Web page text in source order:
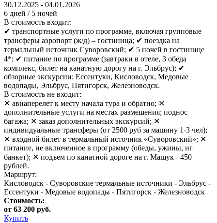
30.12.2025 - 04.01.2026
6 дней / 5 ночей
В стоимость входит:
✔ транспортные услуги по программе, включая групповые
трансферы аэропорт (ж/д) – гостиница; ✔ поездка на
термальный источник Суворовский; ✔ 5 ночей в гостинице
4*; ✔ питание по программе (завтраки в отеле, 3 обеда
комплекс, билет на канатную дорогу на г. Эльбрус); ✔
обзорные экскурсии: Ессентуки, Кисловодск, Медовые
водопады, Эльбрус, Пятигорск, Железноводск.
В стоимость не входит:
✕ авиаперелет к месту начала тура и обратно; ✕
дополнительные услуги на местах размещения; поднос
багажа; ✕ заказ дополнительных экскурсий; ✕
индивидуальные трансферы (от 2500 руб за машину 1-3 чел);
✕ входной билет в термальный источник «Суворовский»; ✕
питание, не включенное в программу (обеды, ужины, нг
банкет); ✕ подъем по канатной дороге на г. Машук - 450
рублей.
Маршрут:
Кисловодск - Суворовские термальные источники - Эльбрус -
Ессентуки - Медовые водопады - Пятигорск - Железноводск
Стоимость:
от 63 200 руб.
Купить